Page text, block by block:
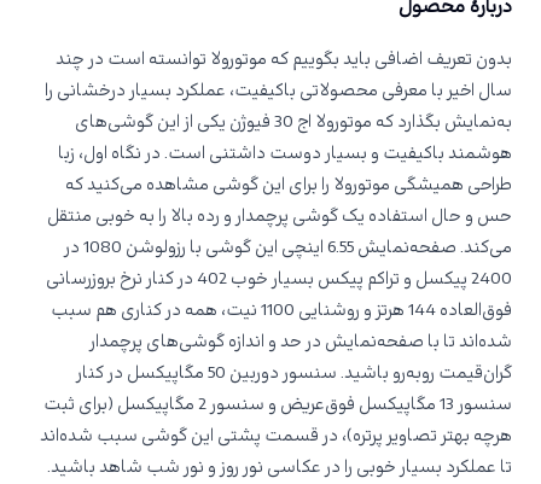
دربارهٔ محصول
بدون تعریف اضافی باید بگوییم که موتورولا توانسته است در چند
سال اخیر با معرفی محصولاتی باکیفیت، عملکرد بسیار درخشانی را
به‌نمایش بگذارد که موتورولا اج 30 فیوژن یکی از این گوشی‌های
هوشمند با‌کیفیت و بسیار دوست داشتنی است. در نگاه اول، زبا
طراحی همیشگی موتورولا را برای این گوشی مشاهده می‌کنید که
حس و حال استفاده یک گوشی پرچمدار و رده بالا را به خوبی منتقل
می‌کند. صفحه‌نمایش 6.55 اینچی این گوشی با رزولوشن 1080 در
2400 پیکسل و تراکم پیکس بسیار خوب 402 در کنار نرخ بروزرسانی
فوق‌العاده 144 هرتز و روشنایی 1100 نیت، همه در کناری هم سبب
شده‌اند تا با صفحه‌نمایش در حد و اندازه گوشی‌های پرچمدار
گران‌قیمت روبه‌رو باشید. سنسور دوربین 50 مگاپیکسل در کنار
سنسور 13 مگاپیکسل فوق‌عریض و سنسور 2 مگاپیکسل (برای ثبت
هرچه بهتر تصاویر پرتره)، در قسمت پشتی این گوشی سبب شده‌اند
تا عملکرد بسیار خوبی را در عکاسی نور روز و نور شب شاهد باشید.